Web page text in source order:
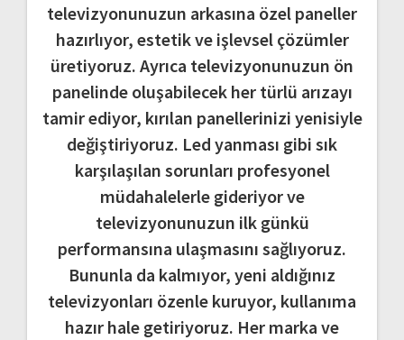
televizyonunuzun arkasına özel paneller
hazırlıyor, estetik ve işlevsel çözümler
üretiyoruz. Ayrıca televizyonunuzun ön
panelinde oluşabilecek her türlü arızayı
tamir ediyor, kırılan panellerinizi yenisiyle
değiştiriyoruz. Led yanması gibi sık
karşılaşılan sorunları profesyonel
müdahalelerle gideriyor ve
televizyonunuzun ilk günkü
performansına ulaşmasını sağlıyoruz.
Bununla da kalmıyor, yeni aldığınız
televizyonları özenle kuruyor, kullanıma
hazır hale getiriyoruz. Her marka ve